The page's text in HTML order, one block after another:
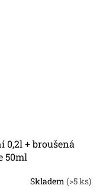
0,2l + broušená
50ml
Skladem(>5 ks)